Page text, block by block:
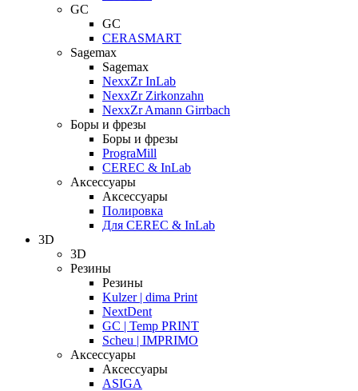
GC
GC
CERASMART
Sagemax
Sagemax
NexxZr InLab
NexxZr Zirkonzahn
NexxZr Amann Girrbach
Боры и фрезы
Боры и фрезы
PrograMill
CEREC & InLab
Аксессуары
Аксессуары
Полировка
Для CEREC & InLab
3D
3D
Резины
Резины
Kulzer | dima Print
NextDent
GC | Temp PRINT
Scheu | IMPRIMO
Аксессуары
Аксессуары
ASIGA